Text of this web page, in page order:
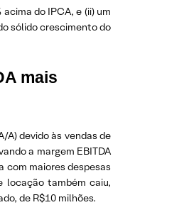
do IPCA, e (ii) um
sólido crescimento do
mais
A) devido às vendas de
a margem EBITDA
com maiores despesas
locação também caiu,
de R$10 milhões.